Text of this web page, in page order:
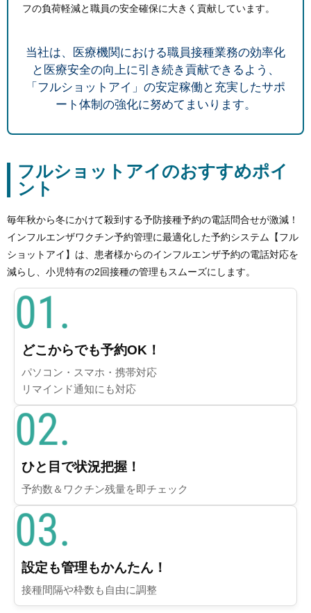
フの負荷軽減と職員の安全確保に大きく貢献しています。
当社は、医療機関における職員接種業務の効率化
と医療安全の向上に引き続き貢献できるよう、
「フルショットアイ」の安定稼働と充実したサポ
ート体制の強化に努めてまいります。
フルショットアイのおすすめポイ
ント
毎年秋から冬にかけて殺到する予防接種予約の電話問合せが激減！
インフルエンザワクチン予約管理に最適化した予約システム【フル
ショットアイ】は、患者様からのインフルエンザ予約の電話対応を
減らし、小児特有の2回接種の管理もスムーズにします。
どこからでも予約OK！
パソコン・スマホ・携帯対応
リマインド通知にも対応
ひと目で状況把握！
予約数＆ワクチン残量を即チェック
設定も管理もかんたん！
接種間隔や枠数も自由に調整